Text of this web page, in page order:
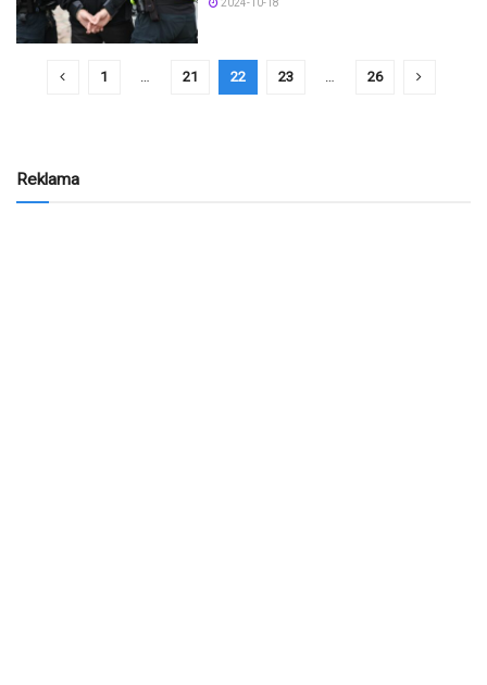
2024-10-18
1 … 21 22 23 … 26
Reklama